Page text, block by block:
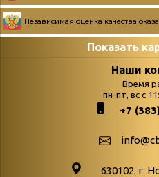
Независимая оценка качества
Показать
Страницы
podvedenie-itogov-festivalya-
paskhalnaya-palitra
Наши
Время
пн-пт, вс с
+7
630102. г.